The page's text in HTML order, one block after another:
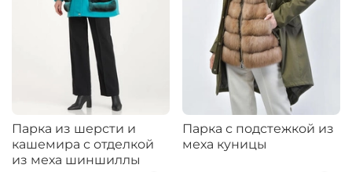
Парка из шерсти и
кашемира с отделкой
из меха шиншиллы
Парка с подстежкой из
меха куницы